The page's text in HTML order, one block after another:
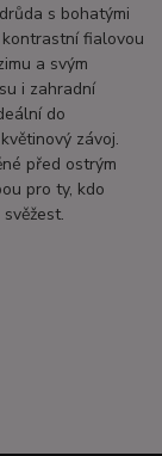
s bohatými
fialovou
a svým
i zahradní
do
závoj.
před ostrým
pro ty, kdo